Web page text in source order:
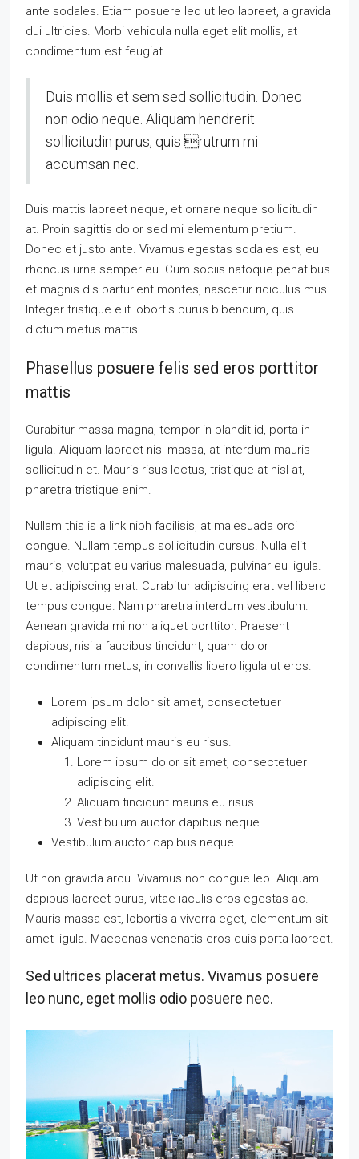
ante sodales. Etiam posuere leo ut leo laoreet, a gravida
dui ultricies. Morbi vehicula nulla eget elit mollis, at
condimentum est feugiat.
Duis mollis et sem sed sollicitudin. Donec
non odio neque. Aliquam hendrerit
sollicitudin purus, quis rutrum mi
accumsan nec.
Duis mattis laoreet neque, et ornare neque sollicitudin
at. Proin sagittis dolor sed mi elementum pretium.
Donec et justo ante. Vivamus egestas sodales est, eu
rhoncus urna semper eu. Cum sociis natoque penatibus
et magnis dis parturient montes, nascetur ridiculus mus.
Integer tristique elit lobortis purus bibendum, quis
dictum metus mattis.
Phasellus posuere felis sed eros porttitor
mattis
Curabitur massa magna, tempor in blandit id, porta in
ligula. Aliquam laoreet nisl massa, at interdum mauris
sollicitudin et. Mauris risus lectus, tristique at nisl at,
pharetra tristique enim.
Nullam this is a link nibh facilisis, at malesuada orci
congue. Nullam tempus sollicitudin cursus. Nulla elit
mauris, volutpat eu varius malesuada, pulvinar eu ligula.
Ut et adipiscing erat. Curabitur adipiscing erat vel libero
tempus congue. Nam pharetra interdum vestibulum.
Aenean gravida mi non aliquet porttitor. Praesent
dapibus, nisi a faucibus tincidunt, quam dolor
condimentum metus, in convallis libero ligula ut eros.
Lorem ipsum dolor sit amet, consectetuer
adipiscing elit.
Aliquam tincidunt mauris eu risus.
Lorem ipsum dolor sit amet, consectetuer
adipiscing elit.
Aliquam tincidunt mauris eu risus.
Vestibulum auctor dapibus neque.
Vestibulum auctor dapibus neque.
Ut non gravida arcu. Vivamus non congue leo. Aliquam
dapibus laoreet purus, vitae iaculis eros egestas ac.
Mauris massa est, lobortis a viverra eget, elementum sit
amet ligula. Maecenas venenatis eros quis porta laoreet.
Sed ultrices placerat metus. Vivamus posuere
leo nunc, eget mollis odio posuere nec.